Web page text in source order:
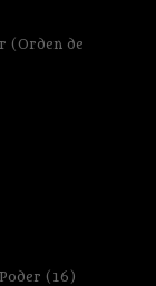
(Orden de
(16)